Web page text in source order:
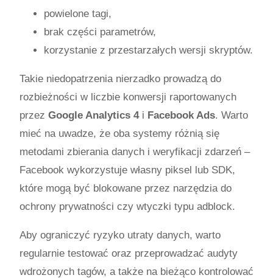
powielone tagi,
brak części parametrów,
korzystanie z przestarzałych wersji skryptów.
Takie niedopatrzenia nierzadko prowadzą do
rozbieżności w liczbie konwersji raportowanych
przez Google Analytics 4i Facebook Ads. Warto
mieć na uwadze, że oba systemy różnią się
metodami zbierania danych i weryfikacji zdarzeń –
Facebook wykorzystuje własny piksel lub SDK,
które mogą być blokowane przez narzędzia do
ochrony prywatności czy wtyczki typu adblock.
Aby ograniczyć ryzyko utraty danych, warto
regularnie testować oraz przeprowadzać audyty
wdrożonych tagów, a także na bieżąco kontrolować